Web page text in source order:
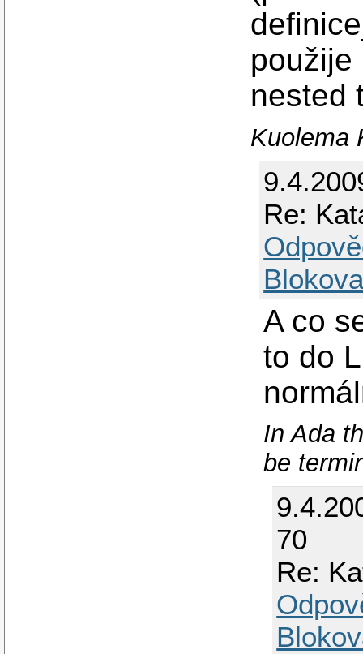
použije
nested
Kuolema
Re:
A co
to do
In Ada
be
70
Re: